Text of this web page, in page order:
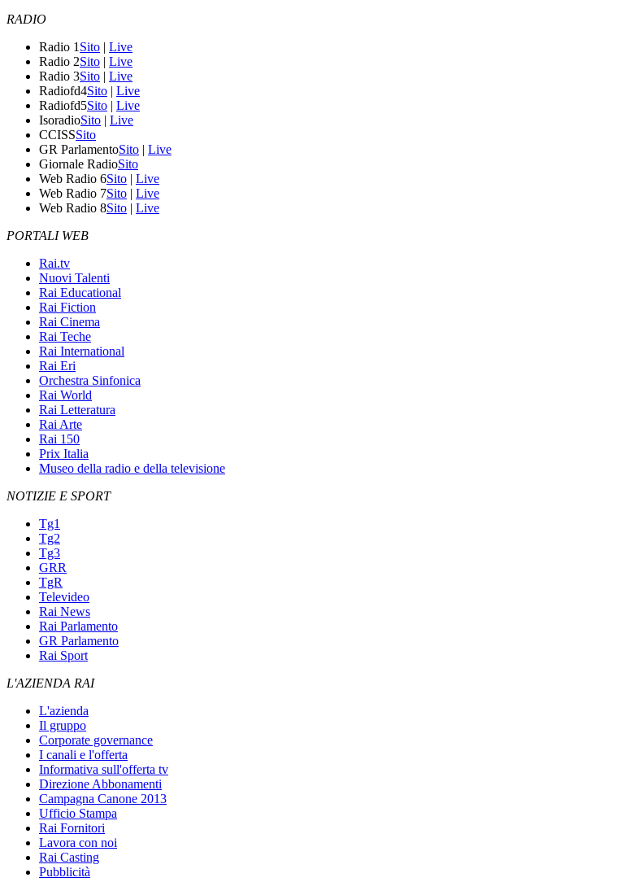
RADIO
Radio 1 Sito | Live
Radio 2Sito | Live
Radio 3Sito | Live
Radiofd4Sito | Live
Radiofd5Sito | Live
IsoradioSito | Live
CCISSSito
GR ParlamentoSito | Live
Giornale RadioSito
Web Radio 6Sito | Live
Web Radio 7Sito | Live
Web Radio 8Sito | Live
PORTALI WEB
Rai.tv
Nuovi Talenti
Rai Educational
Rai Fiction
Rai Cinema
Rai Teche
Rai International
Rai Eri
Orchestra Sinfonica
Rai World
Rai Letteratura
Rai Arte
Rai 150
Prix Italia
Museo della radio e della televisione
NOTIZIE E SPORT
Tg1
Tg2
Tg3
GRR
TgR
Televideo
Rai News
Rai Parlamento
GR Parlamento
Rai Sport
L'AZIENDA RAI
L'azienda
Il gruppo
Corporate governance
I canali e l'offerta
Informativa sull'offerta tv
Direzione Abbonamenti
Campagna Canone 2013
Ufficio Stampa
Rai Fornitori
Lavora con noi
Rai Casting
Pubblicità